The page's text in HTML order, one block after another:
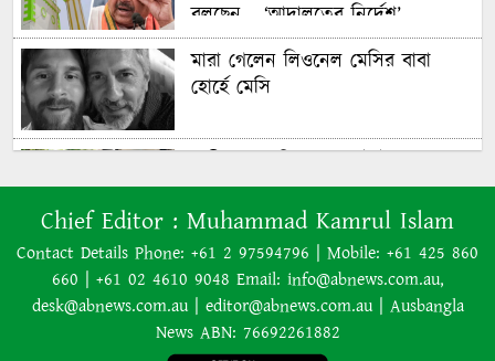
বলছেন— ‘আদালতের নির্দেশ’
মারা গেলেন লিওনেল মেসির বাবা
হোর্হে মেসি
আসন-সংক্রান্ত নীতিকে ‘বিভ্রান্তিকর ও
প্রতারণামূলক’ আখ্যা দেওয়া হয়েছে
বাংলাদেশের বর্তমান সরকার নিয়ে
হাসিনার মন্তব্য ভারত সমর্থন করে না:
রণধীর জয়সওয়াল
Chief Editor : Muhammad Kamrul Islam
Contact Details Phone: +61 2 97594796 | Mobile: +61 425 860
660 | +61 02 4610 9048 Email: info@abnews.com.au,
desk@abnews.com.au | editor@abnews.com.au | Ausbangla
News ABN: 76692261882